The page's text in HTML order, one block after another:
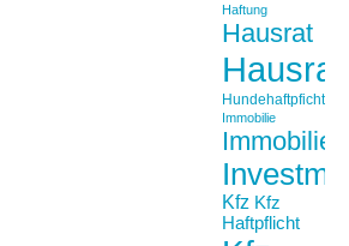
Haftung
Hausrat
Hundehaftpficht
Immobilie
Kfz Kfz
Haftpflicht